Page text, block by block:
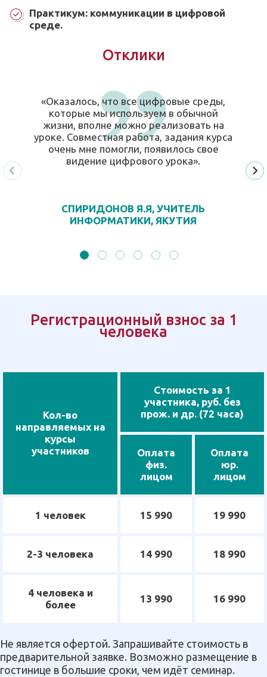
Практикум: коммуникации в цифровой
среде.
Отклики
«Оказалось, что все цифровые среды,
которые мы используем в обычной
жизни, вполне можно реализовать на
уроке. Совместная работа, задания курса
очень мне помогли, появилось свое
видение цифрового урока».
СПИРИДОНОВ Я.Я, УЧИТЕЛЬ
ИНФОРМАТИКИ, ЯКУТИЯ
Регистрационный взнос за 1
человека
Кол-во
направляемых на
курсы
участников
Стоимость за 1
участника, руб. без
прож. и др. (72 часа)
Оплата
физ.
лицом
Оплата
юр.
лицом
1 человек 15 990 19 990
2-3 человека 14 990 18 990
4 человека и
более
13 990 16 990
Не является офертой. Запрашивайте стоимость в
предварительной заявке. Возможно размещение в
гостинице в большие сроки, чем идёт семинар.